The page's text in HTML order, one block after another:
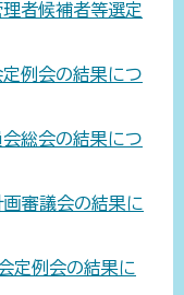
者候補者等選定
例会の結果につ
総会の結果につ
審議会の結果に
定例会の結果に